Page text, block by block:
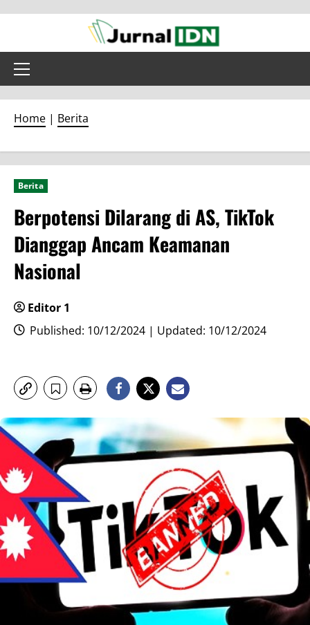
content
Primary
Home | Berita
Berita
Berpotensi Dilarang di AS, TikTok
Dianggap Ancam Keamanan
Nasional
Editor 1
Published: 10/12/2024 | Updated: 10/12/2024